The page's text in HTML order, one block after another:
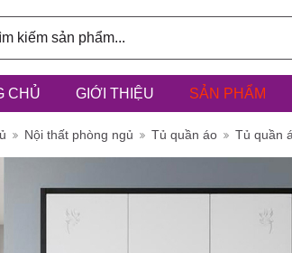
CHỦ GIỚI THIỆU SẢN PHẨM
Nội thất phòng ngủ Tủ quần áo Tủ quần